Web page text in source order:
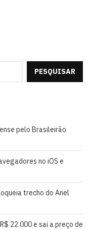
PESQUISAR
pelo Brasileirão
no iOS e
trecho do Anel
22.000 e sai a preço de